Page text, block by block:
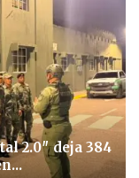
2.0″ deja 384